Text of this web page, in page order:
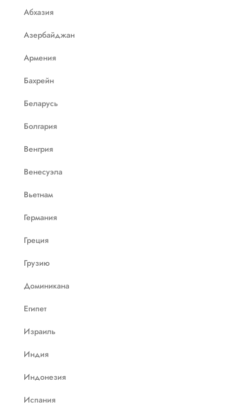
Абхазия
Азербайджан
Армения
Бахрейн
Беларусь
Болгария
Венгрия
Венесуэла
Вьетнам
Германия
Греция
Грузию
Доминикана
Египет
Израиль
Индия
Индонезия
Испания